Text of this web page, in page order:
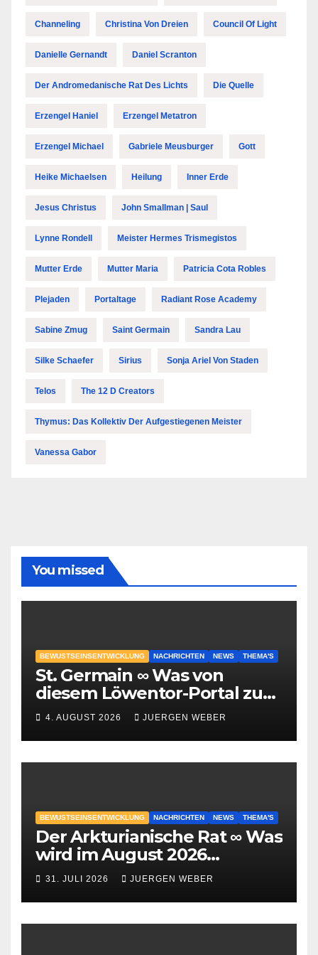
Channeling Christina Von Dreien Council Of Light
Danielle Gernandt Daniel Scranton
Der Andromedanische Rat Des Lichts Die Quelle
Erzengel Haniel Erzengel Metatron
Erzengel Michael Gabriele Meusburger Gott
Heike Michaelsen Heilung Inner Erde
Jesus Christus John Smallman | Saul
Lynne Rondell Meister Hermes Trismegistos
Mutter Erde Mutter Maria Patricia Cota Robles
Plejaden Portaltage Radiant Rose Academy
Sabine Zmug Saint Germain Sandra Lau
Silke Schaefer Sirius Sonja Ariel Von Staden
Telos The 12 D Creators
Thymus: Das Kollektiv Der Aufgestiegenen Meister
Vanessa Gabor
You missed
BEWUSTSEINSENTWICKLUNG NACHRICHTEN NEWS THEMA'S
St. Germain ∞ Was von
diesem Löwentor-Portal zu
erwarten ist
4. AUGUST 2026 JUERGEN WEBER
BEWUSTSEINSENTWICKLUNG NACHRICHTEN NEWS THEMA'S
Der Arkturianische Rat ∞ Was
wird im August 2026
geschehen?
31. JULI 2026 JUERGEN WEBER